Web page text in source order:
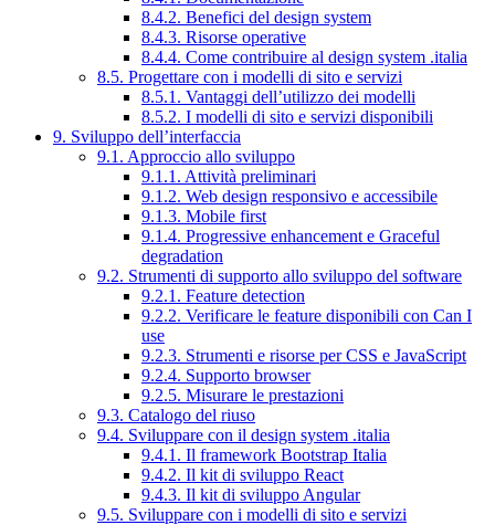
8.4.2. Benefici del design system
8.4.3. Risorse operative
8.4.4. Come contribuire al design system .italia
8.5. Progettare con i modelli di sito e servizi
8.5.1. Vantaggi dell’utilizzo dei modelli
8.5.2. I modelli di sito e servizi disponibili
9. Sviluppo dell’interfaccia
9.1. Approccio allo sviluppo
9.1.1. Attività preliminari
9.1.2. Web design responsivo e accessibile
9.1.3. Mobile first
9.1.4. Progressive enhancement e Graceful
degradation
9.2. Strumenti di supporto allo sviluppo del software
9.2.1. Feature detection
9.2.2. Verificare le feature disponibili con Can I
use
9.2.3. Strumenti e risorse per CSS e JavaScript
9.2.4. Supporto browser
9.2.5. Misurare le prestazioni
9.3. Catalogo del riuso
9.4. Sviluppare con il design system .italia
9.4.1. Il framework Bootstrap Italia
9.4.2. Il kit di sviluppo React
9.4.3. Il kit di sviluppo Angular
9.5. Sviluppare con i modelli di sito e servizi